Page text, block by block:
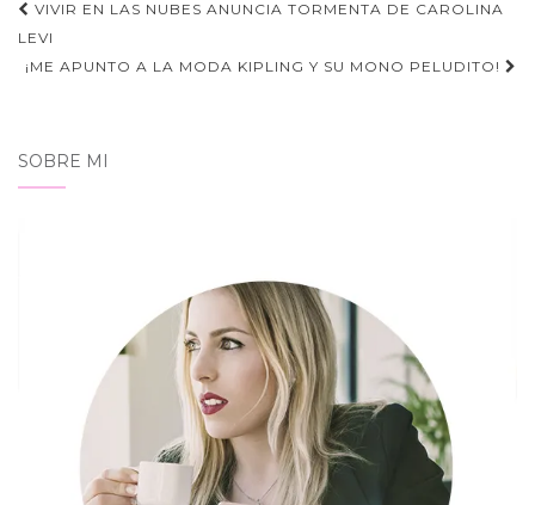
Navegación
de
entradas
VIVIR EN LAS NUBES ANUNCIA TORMENTA DE CAROLINA
LEVI
¡ME APUNTO A LA MODA KIPLING Y SU MONO PELUDITO!
SOBRE MI